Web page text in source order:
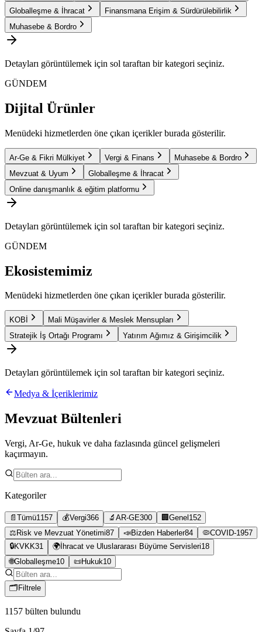
Globalleşme & İhracat
Finansmana Erişim & Sürdürülebilirlik
Muhasebe & Bordro
Detayları görüntülemek için sol taraftan bir kategori seçiniz.
GÜNDEM
Dijital Ürünler
Menüdeki hizmetlerden öne çıkan içerikler burada gösterilir.
Ar-Ge & Fikri Mülkiyet Vergi & Finans
Muhasebe & Bordro
Mevzuat & Uyum
Globalleşme & İhracat
Online danışmanlık & eğitim platformu
Detayları görüntülemek için sol taraftan bir kategori seçiniz.
GÜNDEM
Ekosistemimiz
Menüdeki hizmetlerden öne çıkan içerikler burada gösterilir.
KOBİ
Mali Müşavirler & Meslek Mensupları
Stratejik İş Ortağı Programı
Yatırım Ağımız & Girişimcilik
Detayları görüntülemek için sol taraftan bir kategori seçiniz.
Medya & İçeriklerimiz
Mevzuat Bültenleri
Vergi, Ar-Ge, hukuk ve daha fazlasında güncel gelişmeleri
kaçırmayın.
Kategoriler
📄 Tümü1157 💰Vergi366 🔬 AR-GE300 🏢 Genel 152
⚖️ Risk ve Mevzuat Yönetimi87 📣Bizden Haberler84 🦠COVID-1957
🔒KVKK31 🌍 İhracat ve Uluslararası Büyüme Servisleri18
🌐Globalleşme10 📜Hukuk10
🗂 Filtrele
1157 bülten bulundu